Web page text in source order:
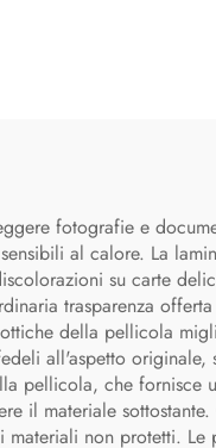
fotografie e
al calore. La
su carte
trasparenza
della pellicola
all'aspetto originale,
pellicola, che fornisce
il materiale sottostante.
materiali non protetti.